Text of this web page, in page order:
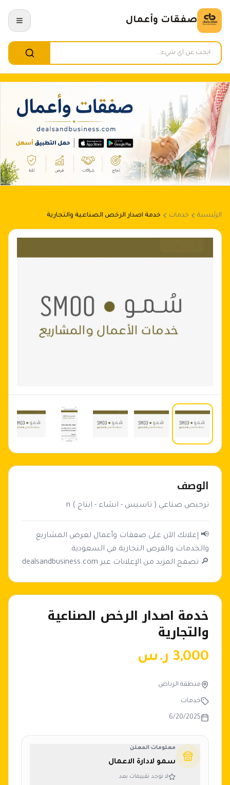
صفقات وأعمال
الرئيسية خدمات خدمة اصدار الرخص الصناعية والتجارية
الوصف
ترخيص صناعي ( تاسيس - انشاء - انتاج ) n
📢 إعلانك الآن على صفقات وأعمال لعرض المشاريع
🔎 تصفح المزيد من الإعلانات عبر dealsandbusiness.com
خدمة اصدار الرخص الصناعية
والتجارية
3,000 ر.س
منطقة الرياض
خدمات
6/20/2025
معلومات المعلن
سمو لادارة الاعمال
لا توجد تقييمات بعد